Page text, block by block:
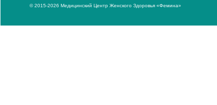
© 2015-2026 Медицинский Центр Женского Здоровья «Фемина»